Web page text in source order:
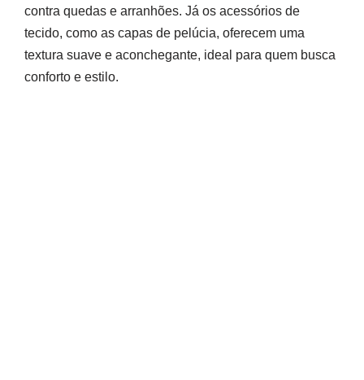
contra quedas e arranhões. Já os acessórios de
tecido, como as capas de pelúcia, oferecem uma
textura suave e aconchegante, ideal para quem busca
conforto e estilo.